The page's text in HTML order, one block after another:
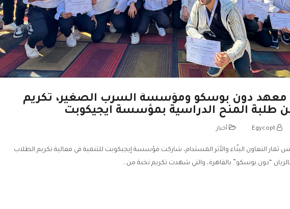
معهد دون بوسكو ومؤسسة السرب الصغير، تكريم
طلبة المنح الدراسية بمؤسسة ايجيكوبت
أخبار
ثمار التعاون البنّاء والأثر المستدام، شاركت مؤسسة إيجيكوبت للتنمية في فعالية تكريم الطلاب
“دون بوسكو” بالقاهرة، والتي شهدت تكريم نخبة من…